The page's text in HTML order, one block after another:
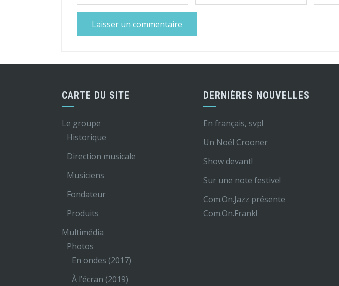
CARTE DU SITE
Le groupe
Historique
Direction musicale
Musiciens
Fondateur
Produits
Multimédia
Photos
En ondes (2017)
À l’écran (2019)
DERNIÈRES NOUVELLES
En français, svp!
Un Noël Crooner
Show devant!
Sur une note festive!
Com.On.Jazz présente
Com.On.Frank!